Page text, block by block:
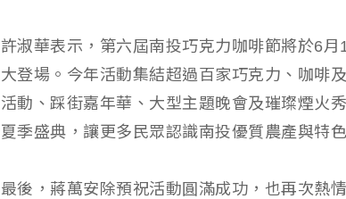
許淑華表示，第六屆南投巧克力咖啡節將於6
大登場。今年活動集結超過百家巧克力、咖啡
活動、踩街嘉年華、大型主題晚會及璀璨煙火
夏季盛典，讓更多民眾認識南投優質農產與特色
最後，蔣萬安除預祝活動圓滿成功，也再次熱